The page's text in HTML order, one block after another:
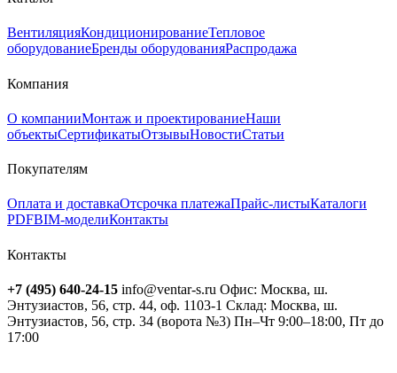
ВентиляцияКондиционированиеТепловое
оборудованиеБренды оборудованияРаспродажа
Компания
О компанииМонтаж и проектированиеНаши
объектыСертификатыОтзывыНовостиСтатьи
Покупателям
Оплата и доставкаОтсрочка платежаПрайс-листыКаталоги
PDFBIM-моделиКонтакты
Контакты
+7 (495) 640-24-15 info@ventar-s.ru Офис: Москва, ш.
Энтузиастов, 56, стр. 44, оф. 1103-1 Склад: Москва, ш.
Энтузиастов, 56, стр. 34 (ворота №3) Пн–Чт 9:00–18:00, Пт до
17:00